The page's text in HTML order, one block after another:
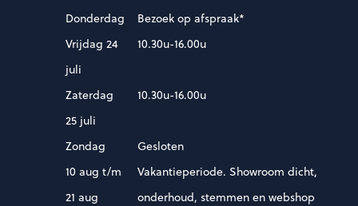
Donderdag
Bezoek op afspraak*
Vrijdag 24
juli
10.30u-16.00u
Zaterdag
25 juli
10.30u-16.00u
Zondag
Gesloten
10 aug t/m
21 aug
Vakantieperiode. Showroom dicht,
onderhoud, stemmen en webshop